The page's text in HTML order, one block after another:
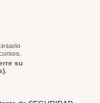
su